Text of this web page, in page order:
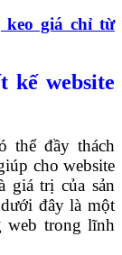
keo giá chỉ từ
kế website
thể đầy thách
cho website
giá trị của sản
đây là một
web trong lĩnh